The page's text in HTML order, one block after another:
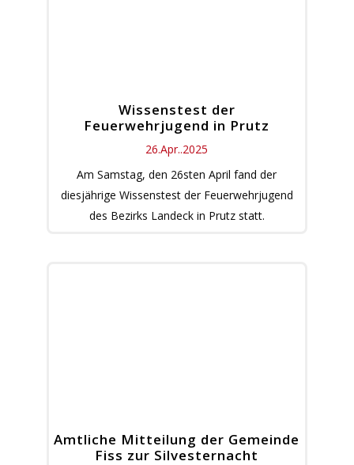
Wissenstest der
Feuerwehrjugend in Prutz
26.Apr..2025
Am Samstag, den 26sten April fand der
diesjährige Wissenstest der Feuerwehrjugend
des Bezirks Landeck in Prutz statt.
Amtliche Mitteilung der Gemeinde
Fiss zur Silvesternacht